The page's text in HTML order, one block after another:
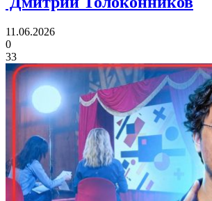
11.06.2026
0
33